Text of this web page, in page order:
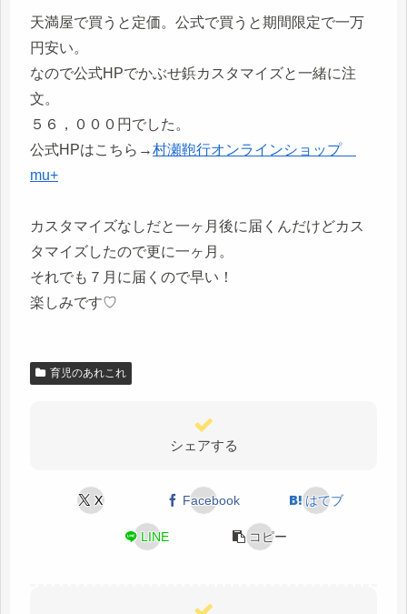
天満屋で買うと定価。公式で買うと期間限定で一万
円安い。
なので公式HPでかぶせ鋲カスタマイズと一緒に注
文。
５６，０００円でした。
公式HPはこちら→村瀬鞄行オンラインショップ
mu+
カスタマイズなしだと一ヶ月後に届くんだけどカス
タマイズしたので更に一ヶ月。
それでも７月に届くので早い！
楽しみです♡
育児のあれこれ
シェアする
X Facebook はてブ
LINE コピー